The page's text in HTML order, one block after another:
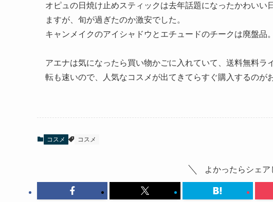
オピュの日焼け止めスティックは去年話題になったかわいい
ますが、旬が過ぎたのか激安でした。
キャンメイクのアイシャドウとエチュードのチークは廃盤品
アエナは気になったら買い物かごに入れていて、送料無料ラ
転も速いので、人気なコスメが出てきてらすぐ購入するのが
コスメ コスメ
よかったらシェア